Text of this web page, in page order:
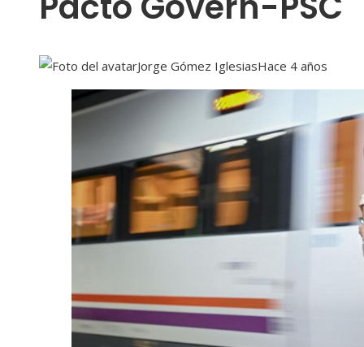
Jorge Gómez IglesiasHace 4 años